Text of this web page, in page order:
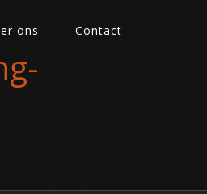
ons Contact